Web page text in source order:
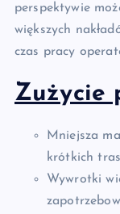
perspektywie
większych
czas pracy
Zużycie
Mniejsza
krótkich
Wywrotki